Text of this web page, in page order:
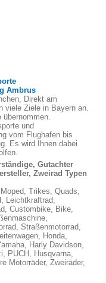
Ambrus
Direkt am
viele Ziele in Bayern an.
übernommen.
und
vom Flughafen bis
Es wird Ihnen dabei
Gutachter
Zweirad Typen
Trikes, Quads,
Leichtkraftrad,
Custombike, Bike,
Straßenmotorrad,
Honda,
Harly Davidson,
PUCH, Husqvarna,
Motorräder, Zweiräder,